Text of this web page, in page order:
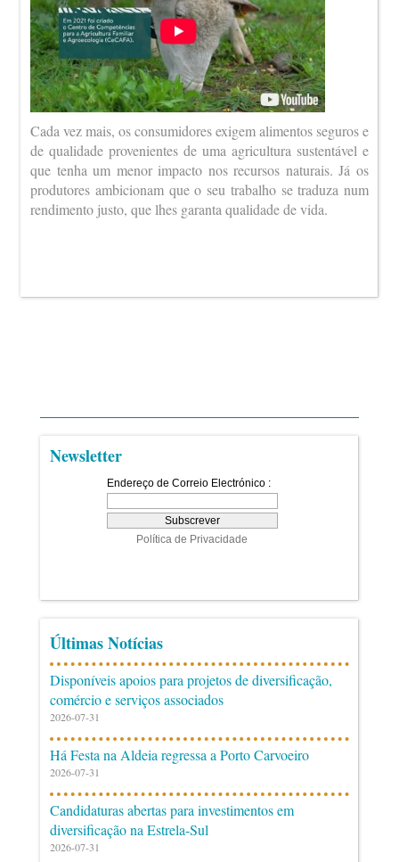
Cada vez mais, os consumidores exigem alimentos seguros e
de qualidade provenientes de uma agricultura sustentável e
que tenha um menor impacto nos recursos naturais. Já os
produtores ambicionam que o seu trabalho se traduza num
rendimento justo, que lhes garanta qualidade de vida.
Newsletter
Últimas Notícias
Disponíveis apoios para projetos de diversificação,
comércio e serviços associados
2026-07-31
Há Festa na Aldeia regressa a Porto Carvoeiro
2026-07-31
Candidaturas abertas para investimentos em
diversificação na Estrela-Sul
2026-07-31